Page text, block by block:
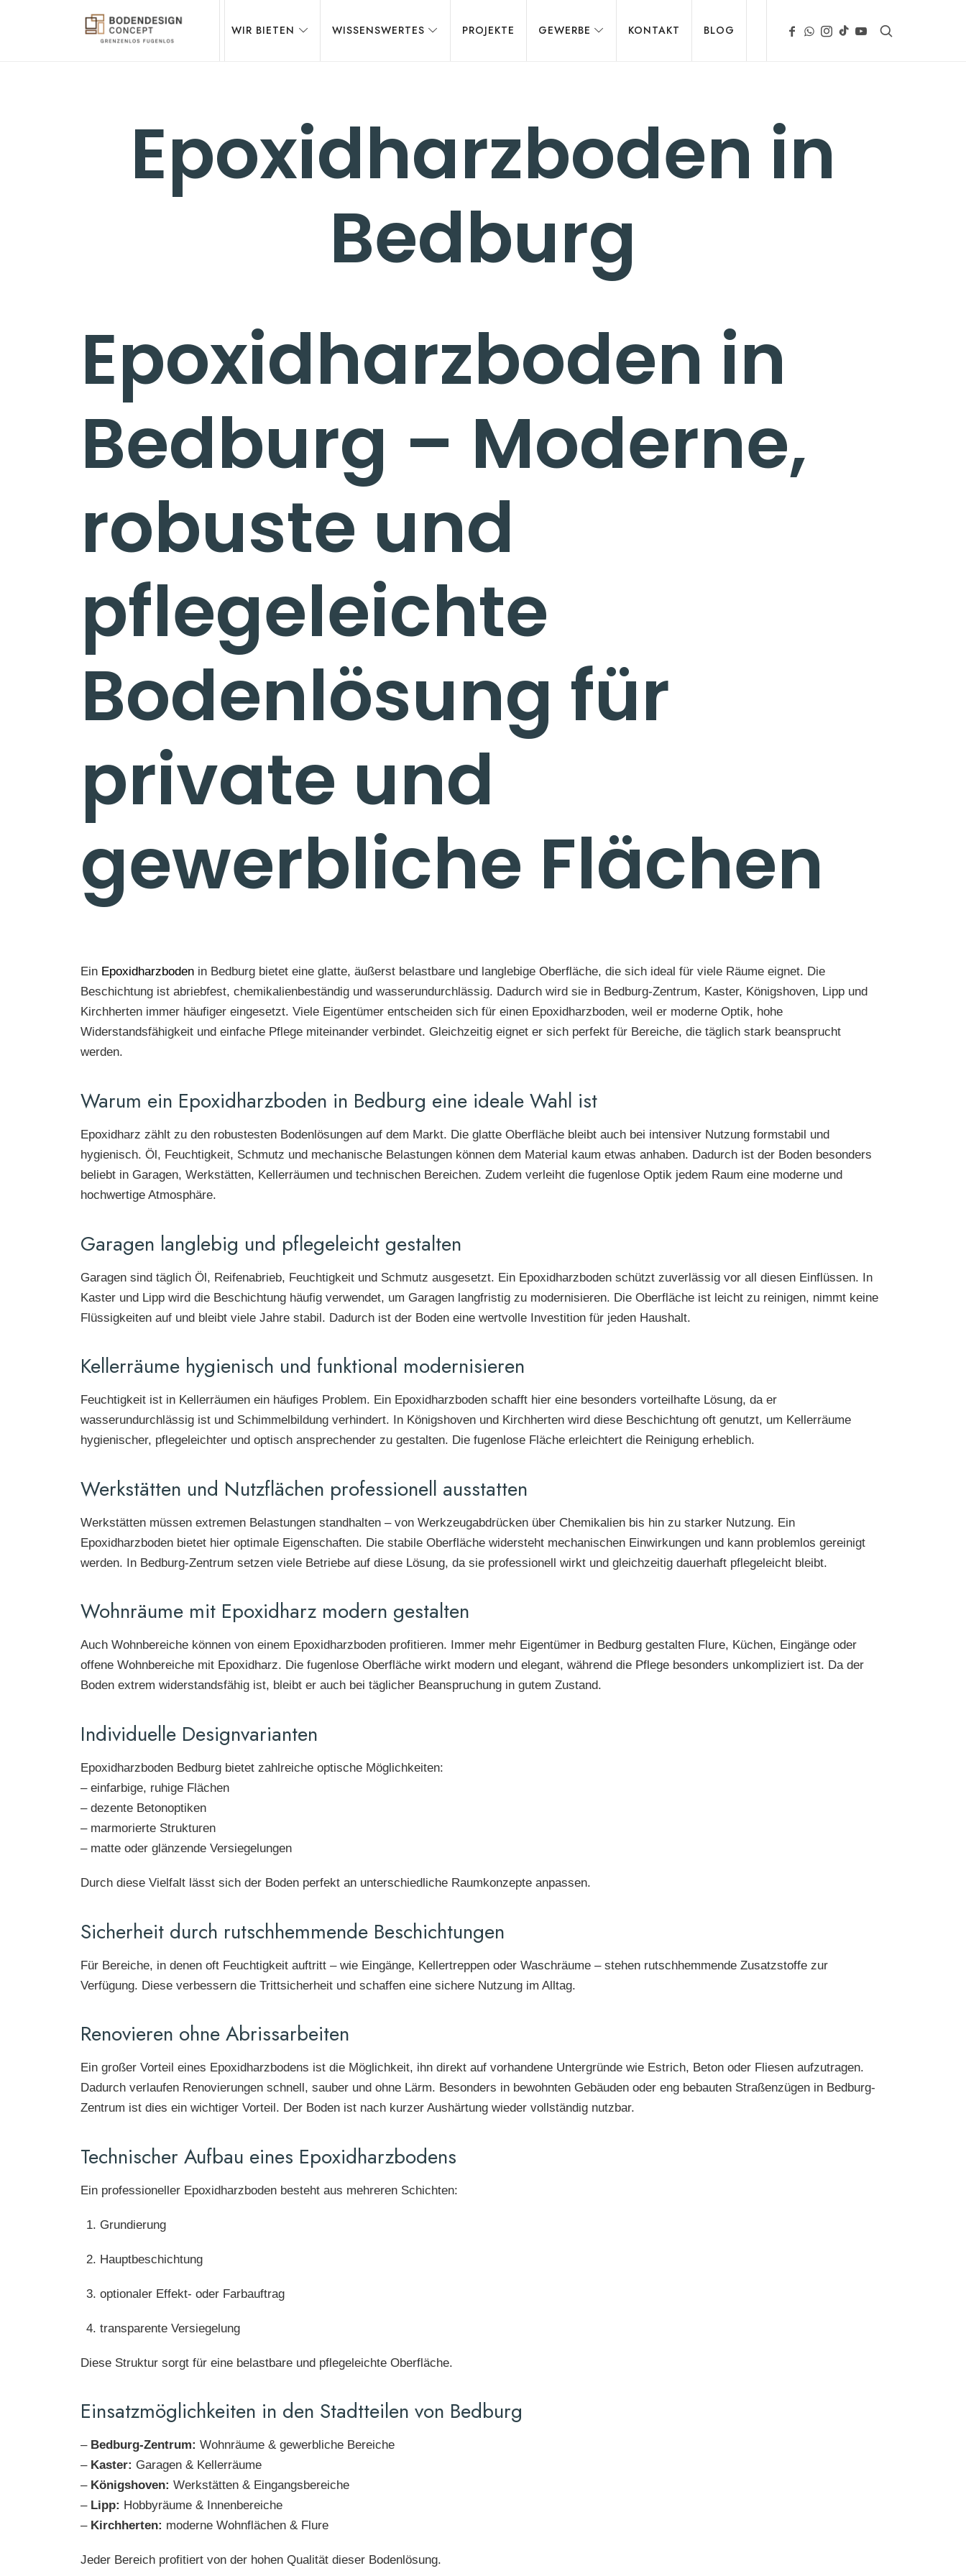
WIR BIETEN WISSENSWERTES PROJEKTE GEWERBE KONTAKT BLOG
Epoxidharzboden in
Bedburg
Epoxidharzboden in
Bedburg – Moderne,
robuste und
pflegeleichte
Bodenlösung für
private und
gewerbliche Flächen
Ein Epoxidharzboden in Bedburg bietet eine glatte, äußerst belastbare und langlebige Oberfläche, die sich ideal für viele Räume eignet. Die
Beschichtung ist abriebfest, chemikalienbeständig und wasserundurchlässig. Dadurch wird sie in Bedburg-Zentrum, Kaster, Königshoven, Lipp und
Kirchherten immer häufiger eingesetzt. Viele Eigentümer entscheiden sich für einen Epoxidharzboden, weil er moderne Optik, hohe
Widerstandsfähigkeit und einfache Pflege miteinander verbindet. Gleichzeitig eignet er sich perfekt für Bereiche, die täglich stark beansprucht
werden.
Warum ein Epoxidharzboden in Bedburg eine ideale Wahl ist
Epoxidharz zählt zu den robustesten Bodenlösungen auf dem Markt. Die glatte Oberfläche bleibt auch bei intensiver Nutzung formstabil und
hygienisch. Öl, Feuchtigkeit, Schmutz und mechanische Belastungen können dem Material kaum etwas anhaben. Dadurch ist der Boden besonders
beliebt in Garagen, Werkstätten, Kellerräumen und technischen Bereichen. Zudem verleiht die fugenlose Optik jedem Raum eine moderne und
hochwertige Atmosphäre.
Garagen langlebig und pflegeleicht gestalten
Garagen sind täglich Öl, Reifenabrieb, Feuchtigkeit und Schmutz ausgesetzt. Ein Epoxidharzboden schützt zuverlässig vor all diesen Einflüssen. In
Kaster und Lipp wird die Beschichtung häufig verwendet, um Garagen langfristig zu modernisieren. Die Oberfläche ist leicht zu reinigen, nimmt keine
Flüssigkeiten auf und bleibt viele Jahre stabil. Dadurch ist der Boden eine wertvolle Investition für jeden Haushalt.
Kellerräume hygienisch und funktional modernisieren
Feuchtigkeit ist in Kellerräumen ein häufiges Problem. Ein Epoxidharzboden schafft hier eine besonders vorteilhafte Lösung, da er
wasserundurchlässig ist und Schimmelbildung verhindert. In Königshoven und Kirchherten wird diese Beschichtung oft genutzt, um Kellerräume
hygienischer, pflegeleichter und optisch ansprechender zu gestalten. Die fugenlose Fläche erleichtert die Reinigung erheblich.
Werkstätten und Nutzflächen professionell ausstatten
Werkstätten müssen extremen Belastungen standhalten – von Werkzeugabdrücken über Chemikalien bis hin zu starker Nutzung. Ein
Epoxidharzboden bietet hier optimale Eigenschaften. Die stabile Oberfläche widersteht mechanischen Einwirkungen und kann problemlos gereinigt
werden. In Bedburg-Zentrum setzen viele Betriebe auf diese Lösung, da sie professionell wirkt und gleichzeitig dauerhaft pflegeleicht bleibt.
Wohnräume mit Epoxidharz modern gestalten
Auch Wohnbereiche können von einem Epoxidharzboden profitieren. Immer mehr Eigentümer in Bedburg gestalten Flure, Küchen, Eingänge oder
offene Wohnbereiche mit Epoxidharz. Die fugenlose Oberfläche wirkt modern und elegant, während die Pflege besonders unkompliziert ist. Da der
Boden extrem widerstandsfähig ist, bleibt er auch bei täglicher Beanspruchung in gutem Zustand.
Individuelle Designvarianten
Epoxidharzboden Bedburg bietet zahlreiche optische Möglichkeiten:
– einfarbige, ruhige Flächen
– dezente Betonoptiken
– marmorierte Strukturen
– matte oder glänzende Versiegelungen
Durch diese Vielfalt lässt sich der Boden perfekt an unterschiedliche Raumkonzepte anpassen.
Sicherheit durch rutschhemmende Beschichtungen
Für Bereiche, in denen oft Feuchtigkeit auftritt – wie Eingänge, Kellertreppen oder Waschräume – stehen rutschhemmende Zusatzstoffe zur
Verfügung. Diese verbessern die Trittsicherheit und schaffen eine sichere Nutzung im Alltag.
Renovieren ohne Abrissarbeiten
Ein großer Vorteil eines Epoxidharzbodens ist die Möglichkeit, ihn direkt auf vorhandene Untergründe wie Estrich, Beton oder Fliesen aufzutragen.
Dadurch verlaufen Renovierungen schnell, sauber und ohne Lärm. Besonders in bewohnten Gebäuden oder eng bebauten Straßenzügen in Bedburg-
Zentrum ist dies ein wichtiger Vorteil. Der Boden ist nach kurzer Aushärtung wieder vollständig nutzbar.
Technischer Aufbau eines Epoxidharzbodens
Ein professioneller Epoxidharzboden besteht aus mehreren Schichten:
Grundierung
Hauptbeschichtung
optionaler Effekt- oder Farbauftrag
transparente Versiegelung
Diese Struktur sorgt für eine belastbare und pflegeleichte Oberfläche.
Einsatzmöglichkeiten in den Stadtteilen von Bedburg
– Bedburg-Zentrum: Wohnräume & gewerbliche Bereiche
– Kaster: Garagen & Kellerräume
– Königshoven: Werkstätten & Eingangsbereiche
– Lipp: Hobbyräume & Innenbereiche
– Kirchherten: moderne Wohnflächen & Flure
Jeder Bereich profitiert von der hohen Qualität dieser Bodenlösung.